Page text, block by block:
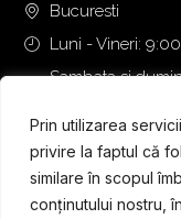
Prin utilizarea
privire la faptul că
similare în scopul
conținutului nostru,
Bucuresti
Luni - Vineri:
Sambata si